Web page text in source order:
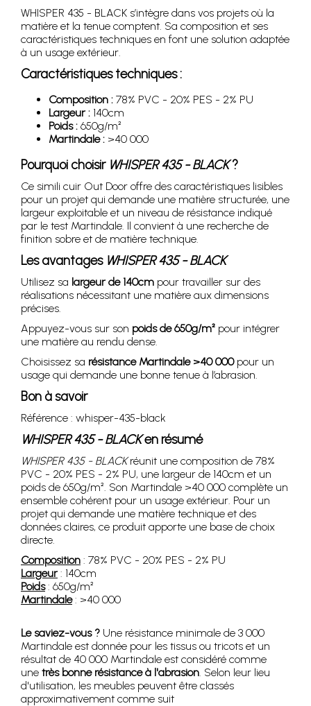
WHISPER 435 - BLACK s’intègre dans vos projets où la
matière et la tenue comptent. Sa composition et ses
caractéristiques techniques en font une solution adaptée
à un usage extérieur.
Caractéristiques techniques :
Composition : 78% PVC - 20% PES - 2% PU
Largeur : 140cm
Poids : 650g/m²
Martindale : >40 000
Pourquoi choisir WHISPER 435 - BLACK?
Ce simili cuir Out Door offre des caractéristiques lisibles
pour un projet qui demande une matière structurée, une
largeur exploitable et un niveau de résistance indiqué
par le test Martindale. Il convient à une recherche de
finition sobre et de matière technique.
Les avantages WHISPER 435 - BLACK
Utilisez sa largeur de 140cm pour travailler sur des
réalisations nécessitant une matière aux dimensions
précises.
Appuyez-vous sur son poids de 650g/m² pour intégrer
une matière au rendu dense.
Choisissez sa résistance Martindale >40 000pour un
usage qui demande une bonne tenue à l’abrasion.
Bon à savoir
Référence : whisper-435-black
WHISPER 435 - BLACKen résumé
WHISPER 435 - BLACKréunit une composition de 78%
PVC - 20% PES - 2% PU, une largeur de 140cm et un
poids de 650g/m². Son Martindale >40 000 complète un
ensemble cohérent pour un usage extérieur. Pour un
projet qui demande une matière technique et des
données claires, ce produit apporte une base de choix
directe.
Composition : 78% PVC - 20% PES - 2% PU
Largeur: 140cm
Poids: 650g/m²
Martindale: >40 000
Le saviez-vous ? Une résistance minimale de 3 000
Martindale est donnée pour les tissus ou tricots et un
résultat de 40 000 Martindale est considéré comme
une très bonne résistance à l'abrasion . Selon leur lieu
d'utilisation, les meubles peuvent être classés
approximativement comme suit